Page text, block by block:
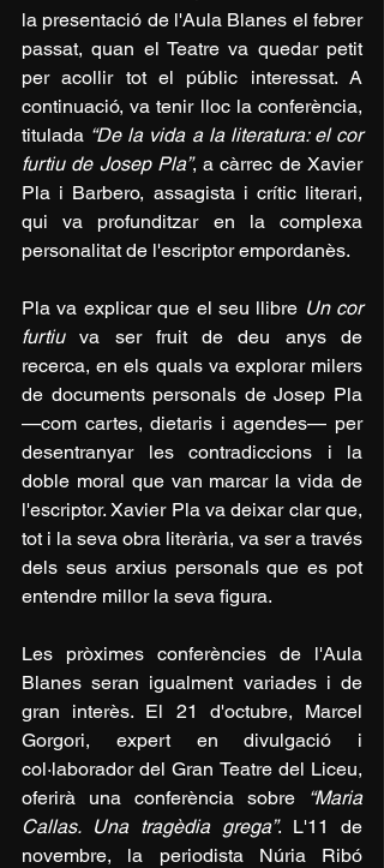
la presentació de l'Aula Blanes el febrer
passat, quan el Teatre va quedar petit
per acollir tot el públic interessat. A
continuació, va tenir lloc la conferència,
titulada “De la vida a la literatura: el cor
furtiu de Josep Pla”, a càrrec de Xavier
Pla i Barbero, assagista i crític literari,
qui va profunditzar en la complexa
personalitat de l'escriptor empordanès.
Pla va explicar que el seu llibre Un cor
furtiu va ser fruit de deu anys de
recerca, en els quals va explorar milers
de documents personals de Josep Pla
—com cartes, dietaris i agendes— per
desentranyar les contradiccions i la
doble moral que van marcar la vida de
l'escriptor. Xavier Pla va deixar clar que,
tot i la seva obra literària, va ser a través
dels seus arxius personals que es pot
entendre millor la seva figura.
Les pròximes conferències de l'Aula
Blanes seran igualment variades i de
gran interès. El 21 d'octubre, Marcel
Gorgori, expert en divulgació i
col·laborador del Gran Teatre del Liceu,
oferirà una conferència sobre
“Maria
Callas. Una tragèdia grega”. L'11 de
novembre, la periodista Núria Ribó